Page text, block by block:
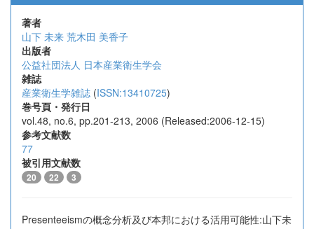
著者
山下 未来 荒木田 美香子
出版者
公益社団法人 日本産業衛生学会
雑誌
産業衛生学雑誌 (ISSN:13410725)
巻号頁・発行日
vol.48, no.6, pp.201-213, 2006 (Released:2006-12-15)
参考文献数
77
被引用文献数
20 22 3
Presenteeismの概念分析及び本邦における活用可能性:山下未